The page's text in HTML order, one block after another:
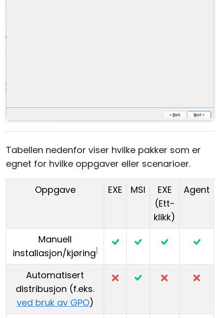
Tabellen nedenfor viser hvilke pakker som er
egnet for hvilke oppgaver eller scenarioer.
Oppgave EXE MSI
EXE
(Ett-
klikk)
Agent
Manuell
installasjon/kjøring1
Automatisert
distribusjon (f.eks.
ved bruk av GPO)